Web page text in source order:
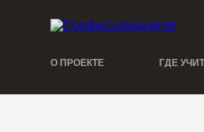
О ПРОЕКТЕ ГДЕ